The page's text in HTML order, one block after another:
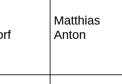
Matthias
Anton